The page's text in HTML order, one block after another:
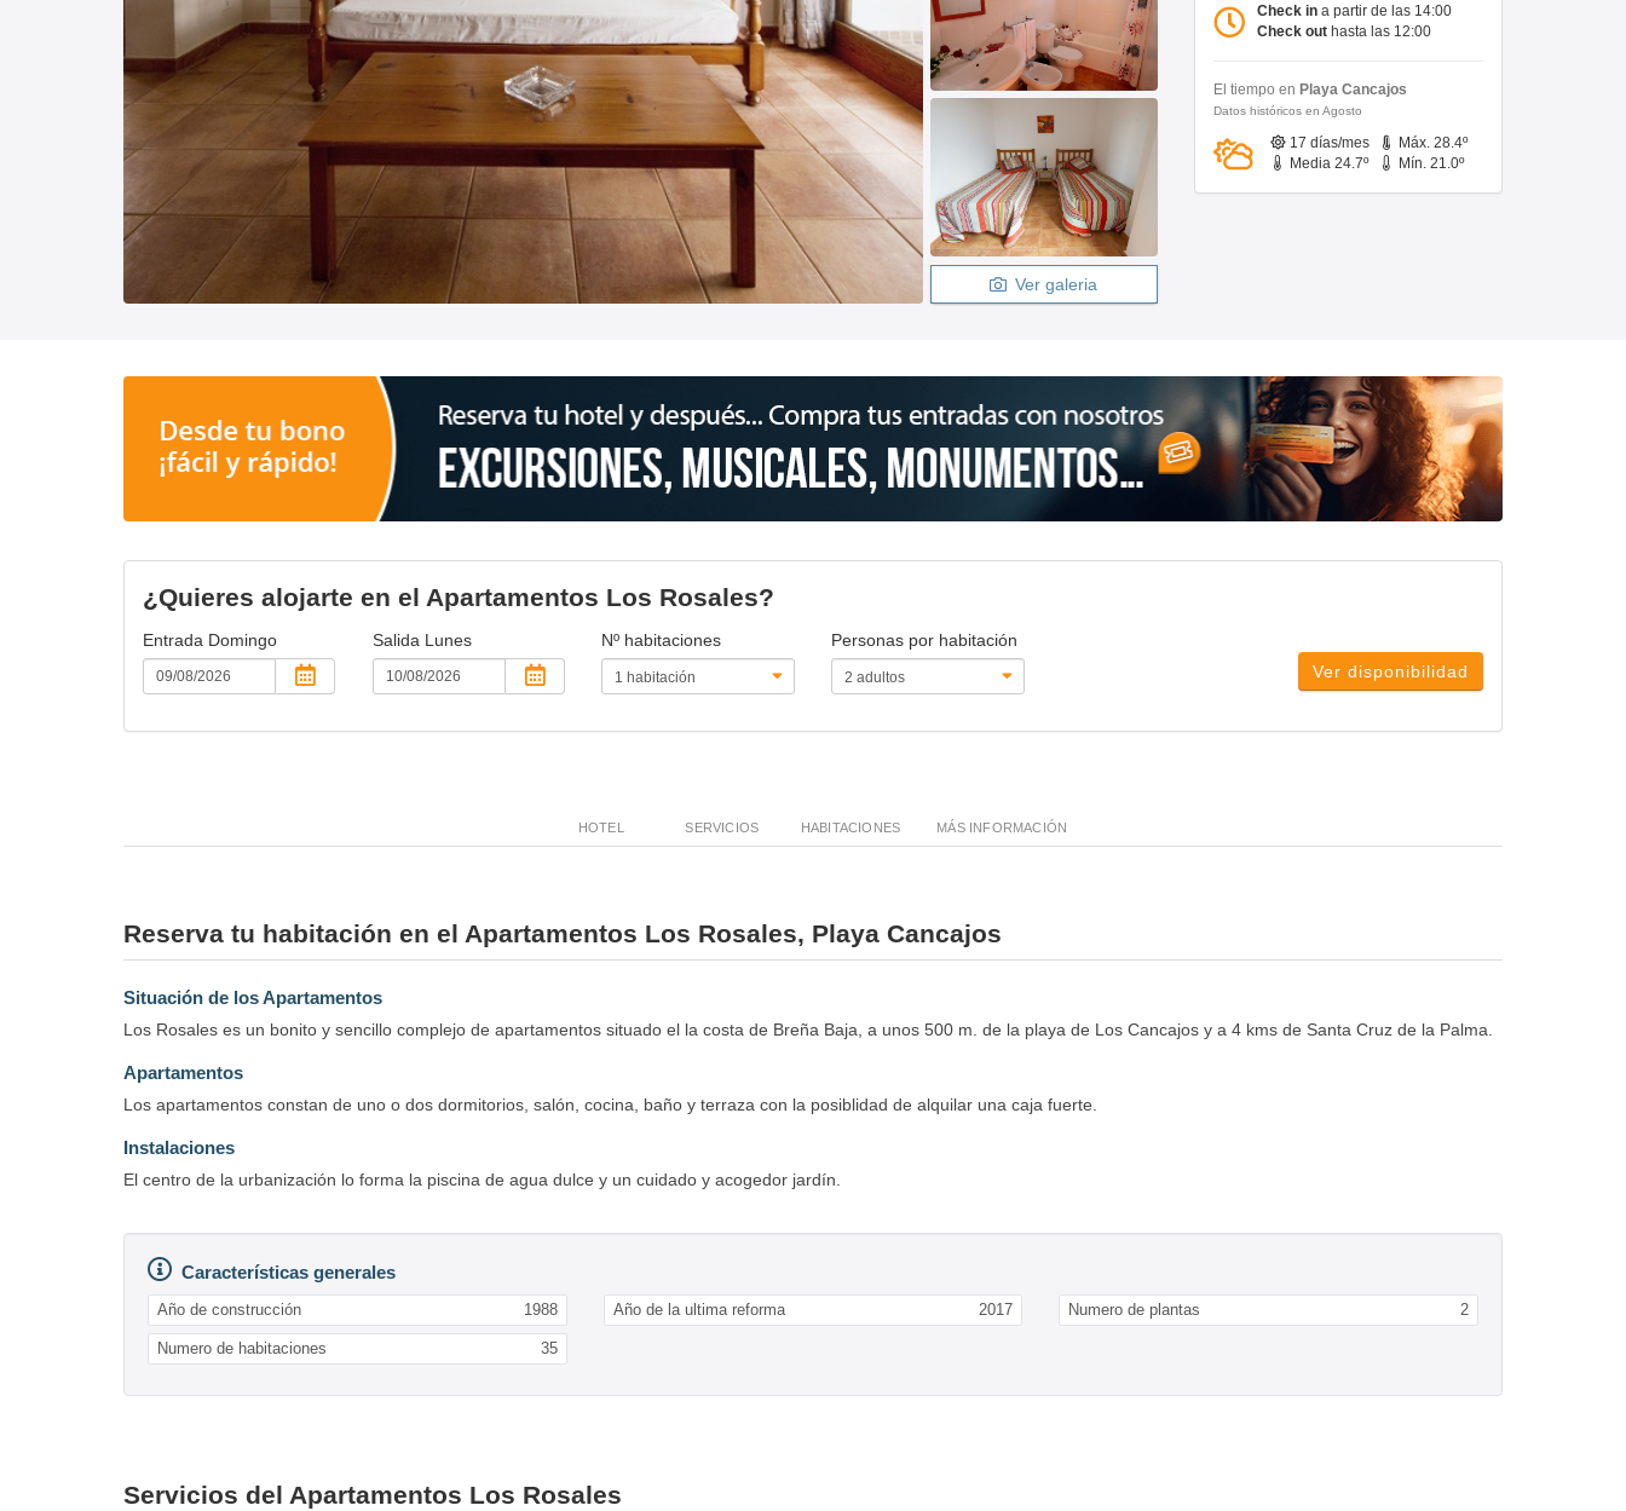
Ver galeria
Check in a partir de las 14:00
Check out hasta las 12:00
El tiempo en Playa Cancajos
Datos históricos en Agosto
17 días/mes
Máx. 28.4º
Media 24.7º
Mín. 21.0º
¿Quieres alojarte en el Apartamentos Los Rosales?
Entrada Domingo Salida Lunes Nº habitaciones
Personas por habitación
Ver disponibilidad
HOTEL SERVICIOS HABITACIONES MÁS INFORMACIÓN
Reserva tu habitación en el Apartamentos Los Rosales, Playa Cancajos
Situación de los Apartamentos
Los Rosales es un bonito y sencillo complejo de apartamentos situado el la costa de Breña Baja, a unos 500 m. de la playa de Los Cancajos y a 4 kms de Santa Cruz de la Palma.
Apartamentos
Los apartamentos constan de uno o dos dormitorios, salón, cocina, baño y terraza con la posiblidad de alquilar una caja fuerte.
Instalaciones
El centro de la urbanización lo forma la piscina de agua dulce y un cuidado y acogedor jardín.
Características generales
Año de construcción 1988 Año de la ultima reforma 2017 Numero de plantas 2
Numero de habitaciones 35
Servicios del Apartamentos Los Rosales